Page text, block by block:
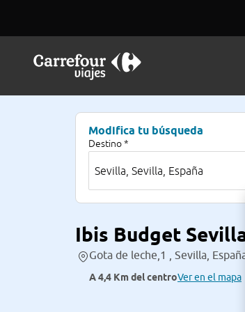
Modifica tu búsqueda
Destino *
Ibis Budget
Gota de leche,1 , Sevilla,
A 4,4 Km del centroVer en el mapa